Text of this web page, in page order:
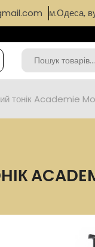
м.Одеса,
тонік Academie